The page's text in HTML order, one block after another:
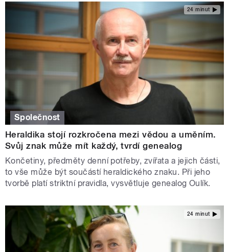
24 minut
Společnost
Heraldika stojí rozkročena mezi vědou a uměním.
Svůj znak může mít každý, tvrdí genealog
Končetiny, předměty denní potřeby, zvířata a jejich části,
to vše může být součástí heraldického znaku. Při jeho
tvorbě platí striktní pravidla, vysvětluje genealog Oulík.
24 minut